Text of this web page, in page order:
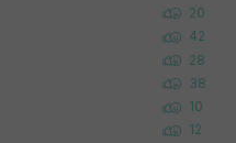
20
42
28
38
10
12